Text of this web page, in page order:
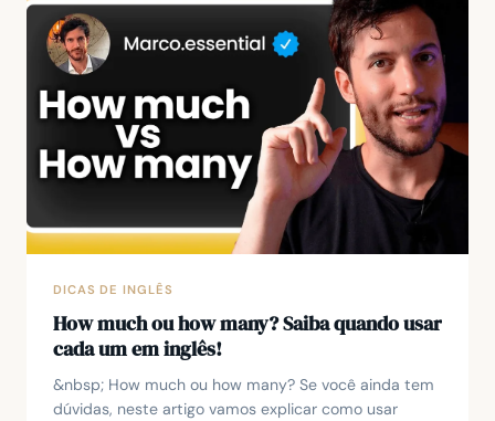
DICAS DE INGLÊS
How much ou how many? Saiba quando usar
cada um em inglês!
&nbsp; How much ou how many? Se você ainda tem
dúvidas, neste artigo vamos explicar como usar